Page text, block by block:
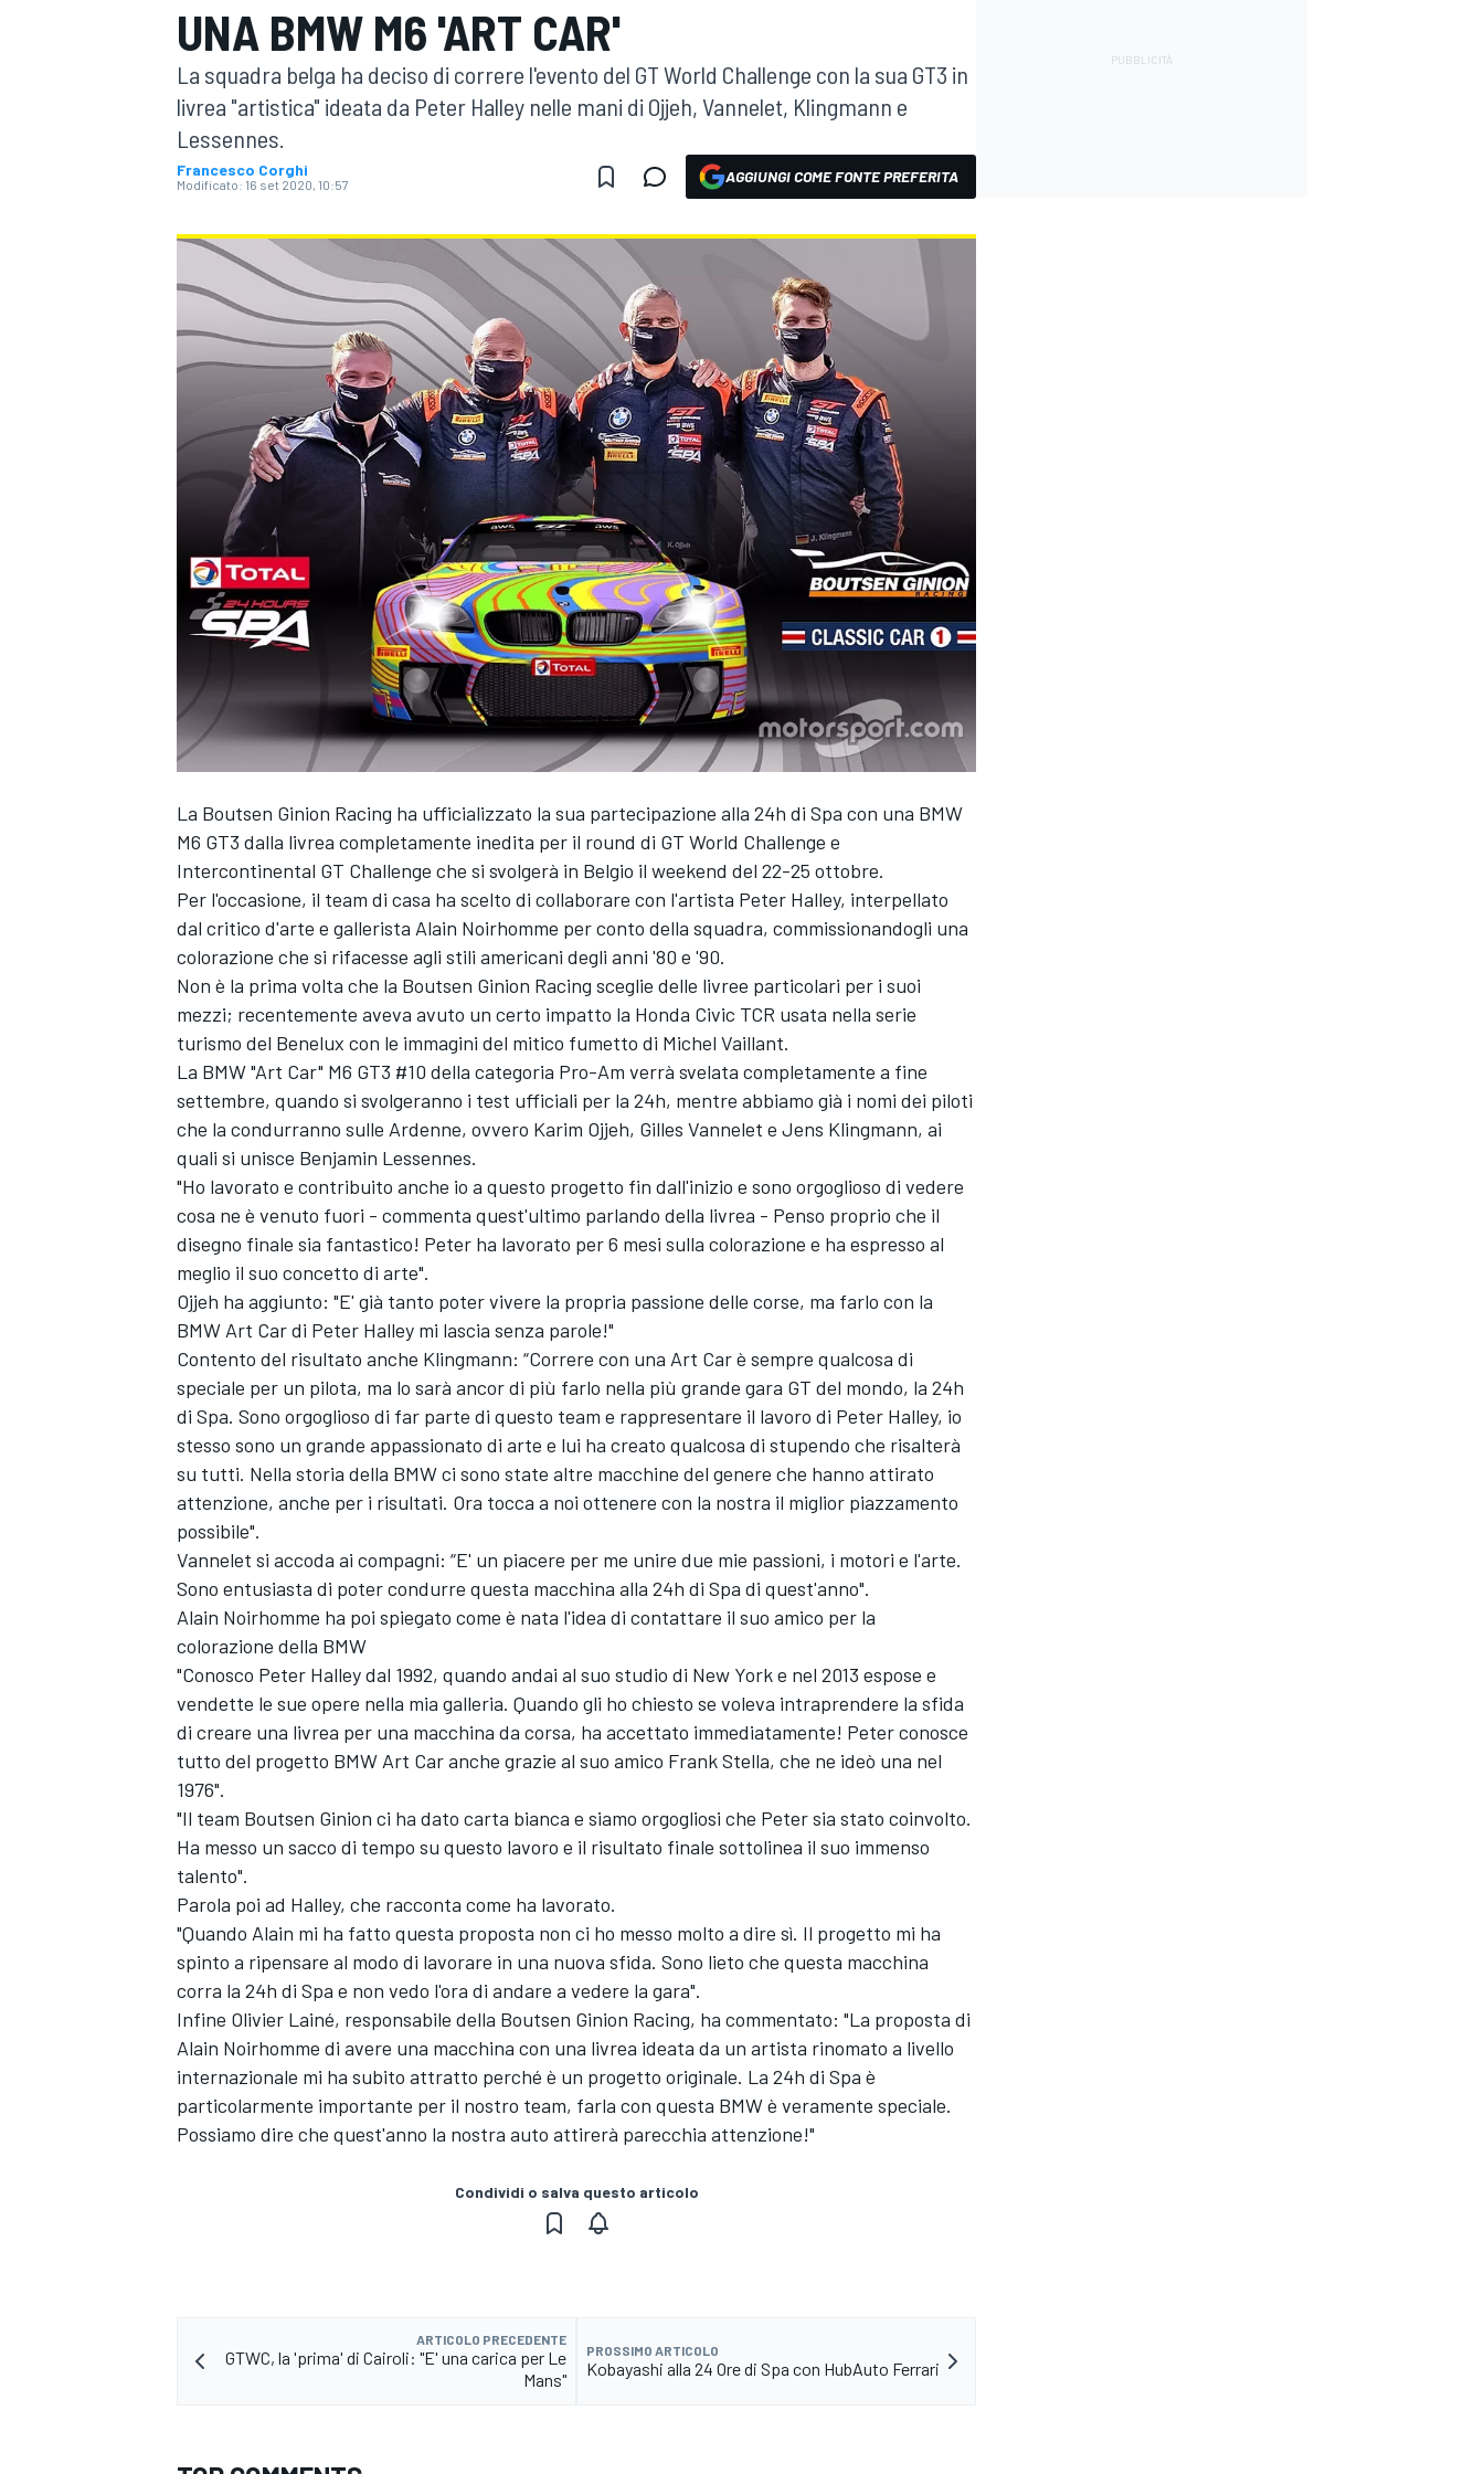
MOTOGP WEC
WRC
MONOPOSTO
ENDURANCE/GT
UNA BMW M6 'ART CAR'
La squadra belga ha deciso di correre l'evento del GT World Challenge con la sua GT3 in
livrea "artistica" ideata da Peter Halley nelle mani di Ojjeh, Vannelet, Klingmann e
Lessennes.
Francesco Corghi
Modificato: 16 set 2020, 10:57 AGGIUNGI COME FONTE PREFERITA
La Boutsen Ginion Racing ha ufficializzato la sua partecipazione alla 24h di Spa con una BMW
M6 GT3 dalla livrea completamente inedita per il round di GT World Challenge e
Intercontinental GT Challenge che si svolgerà in Belgio il weekend del 22-25 ottobre.
Per l'occasione, il team di casa ha scelto di collaborare con l'artista Peter Halley, interpellato
dal critico d'arte e gallerista Alain Noirhomme per conto della squadra, commissionandogli una
colorazione che si rifacesse agli stili americani degli anni '80 e '90.
Non è la prima volta che la Boutsen Ginion Racing sceglie delle livree particolari per i suoi
mezzi; recentemente aveva avuto un certo impatto la Honda Civic TCR usata nella serie
turismo del Benelux con le immagini del mitico fumetto di Michel Vaillant.
La BMW "Art Car" M6 GT3 #10 della categoria Pro-Am verrà svelata completamente a fine
settembre, quando si svolgeranno i test ufficiali per la 24h, mentre abbiamo già i nomi dei piloti
che la condurranno sulle Ardenne, ovvero Karim Ojjeh, Gilles Vannelet e Jens Klingmann, ai
quali si unisce Benjamin Lessennes.
"Ho lavorato e contribuito anche io a questo progetto fin dall'inizio e sono orgoglioso di vedere
cosa ne è venuto fuori - commenta quest'ultimo parlando della livrea - Penso proprio che il
disegno finale sia fantastico! Peter ha lavorato per 6 mesi sulla colorazione e ha espresso al
meglio il suo concetto di arte".
Ojjeh ha aggiunto: "E' già tanto poter vivere la propria passione delle corse, ma farlo con la
BMW Art Car di Peter Halley mi lascia senza parole!"
Contento del risultato anche Klingmann: “Correre con una Art Car è sempre qualcosa di
speciale per un pilota, ma lo sarà ancor di più farlo nella più grande gara GT del mondo, la 24h
di Spa. Sono orgoglioso di far parte di questo team e rappresentare il lavoro di Peter Halley, io
stesso sono un grande appassionato di arte e lui ha creato qualcosa di stupendo che risalterà
su tutti. Nella storia della BMW ci sono state altre macchine del genere che hanno attirato
attenzione, anche per i risultati. Ora tocca a noi ottenere con la nostra il miglior piazzamento
possibile".
Vannelet si accoda ai compagni: “E' un piacere per me unire due mie passioni, i motori e l'arte.
Sono entusiasta di poter condurre questa macchina alla 24h di Spa di quest'anno".
Alain Noirhomme ha poi spiegato come è nata l'idea di contattare il suo amico per la
colorazione della BMW
"Conosco Peter Halley dal 1992, quando andai al suo studio di New York e nel 2013 espose e
vendette le sue opere nella mia galleria. Quando gli ho chiesto se voleva intraprendere la sfida
di creare una livrea per una macchina da corsa, ha accettato immediatamente! Peter conosce
tutto del progetto BMW Art Car anche grazie al suo amico Frank Stella, che ne ideò una nel
1976".
"Il team Boutsen Ginion ci ha dato carta bianca e siamo orgogliosi che Peter sia stato coinvolto.
Ha messo un sacco di tempo su questo lavoro e il risultato finale sottolinea il suo immenso
talento".
Parola poi ad Halley, che racconta come ha lavorato.
"Quando Alain mi ha fatto questa proposta non ci ho messo molto a dire sì. Il progetto mi ha
spinto a ripensare al modo di lavorare in una nuova sfida. Sono lieto che questa macchina
corra la 24h di Spa e non vedo l'ora di andare a vedere la gara".
Infine Olivier Lainé, responsabile della Boutsen Ginion Racing, ha commentato: "La proposta di
Alain Noirhomme di avere una macchina con una livrea ideata da un artista rinomato a livello
internazionale mi ha subito attratto perché è un progetto originale. La 24h di Spa è
particolarmente importante per il nostro team, farla con questa BMW è veramente speciale.
Possiamo dire che quest'anno la nostra auto attirerà parecchia attenzione!"
Condividi o salva questo articolo
ARTICOLO PRECEDENTE
GTWC, la 'prima' di Cairoli: "E' una carica per Le
Mans"
PROSSIMO ARTICOLO
Kobayashi alla 24 Ore di Spa con HubAuto Ferrari